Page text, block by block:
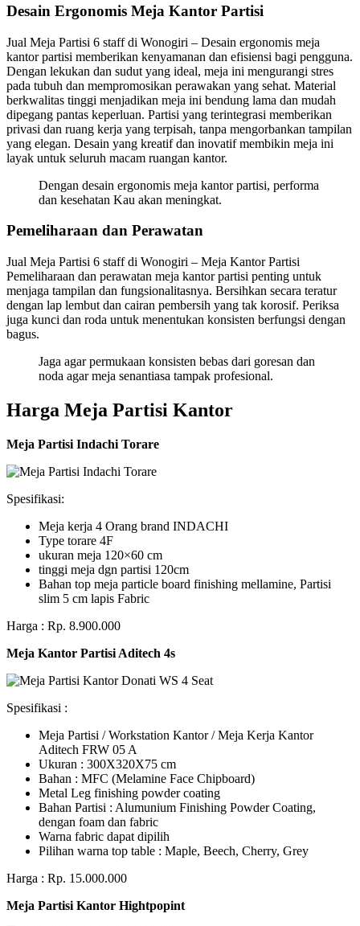
Desain Ergonomis Meja Kantor Partisi
Jual Meja Partisi 6 staff di Wonogiri – Desain ergonomis meja
kantor partisi memberikan kenyamanan dan efisiensi bagi pengguna.
Dengan lekukan dan sudut yang ideal, meja ini mengurangi stres
pada tubuh dan mempromosikan perawakan yang sehat. Material
berkwalitas tinggi menjadikan meja ini bendung lama dan mudah
dipegang pantas keperluan. Partisi yang terintegrasi memberikan
privasi dan ruang kerja yang terpisah, tanpa mengorbankan tampilan
yang elegan. Desain yang kreatif dan inovatif membikin meja ini
layak untuk seluruh macam ruangan kantor.
Dengan desain ergonomis meja kantor partisi, performa
dan kesehatan Kau akan meningkat.
Pemeliharaan dan Perawatan
Jual Meja Partisi 6 staff di Wonogiri – Meja Kantor Partisi
Pemeliharaan dan perawatan meja kantor partisi penting untuk
menjaga tampilan dan fungsionalitasnya. Bersihkan secara teratur
dengan lap lembut dan cairan pembersih yang tak korosif. Periksa
juga kunci dan roda untuk menentukan konsisten berfungsi dengan
bagus.
Jaga agar permukaan konsisten bebas dari goresan dan
noda agar meja senantiasa tampak profesional.
Harga Meja Partisi Kantor
Meja Partisi Indachi Torare
Spesifikasi:
Meja kerja 4 Orang brand INDACHI
Type torare 4F
ukuran meja 120×60 cm
tinggi meja dgn partisi 120cm
Bahan top meja particle board finishing mellamine, Partisi
slim 5 cm lapis Fabric
Harga : Rp. 8.900.000
Meja Kantor Partisi Aditech 4s
Spesifikasi :
Meja Partisi / Workstation Kantor / Meja Kerja Kantor
Aditech FRW 05 A
Ukuran : 300X320X75 cm
Bahan : MFC (Melamine Face Chipboard)
Metal Leg finishing powder coating
Bahan Partisi : Alumunium Finishing Powder Coating,
dengan foam dan fabric
Warna fabric dapat dipilih
Pilihan warna top table : Maple, Beech, Cherry, Grey
Harga : Rp. 15.000.000
Meja Partisi Kantor Hightpopint